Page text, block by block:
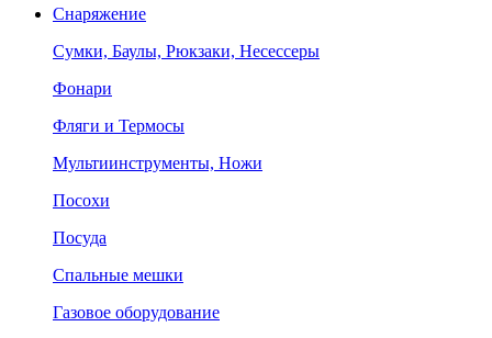
Снаряжение
Сумки, Баулы, Рюкзаки, Несессеры
Фонари
Фляги и Термосы
Мультиинструменты, Ножи
Посохи
Посуда
Спальные мешки
Газовое оборудование